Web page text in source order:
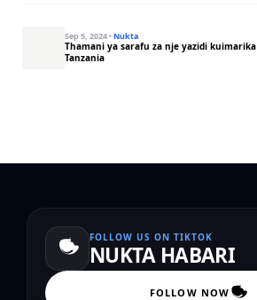
Sep 5, 2024· Nukta
Thamani ya sarafu za nje yazidi
Tanzania
FOLLOW US ON TIKTOK
NUKTA HABARI
FOLLOW NOW